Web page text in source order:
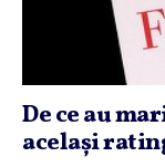
De ce au
acelaşi